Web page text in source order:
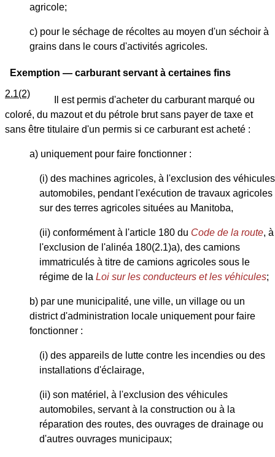
agricole;
c) pour le séchage de récoltes au moyen d'un séchoir à
grains dans le cours d'activités agricoles.
Exemption — carburant servant à certaines fins
2.1(2)
Il est permis d'acheter du carburant marqué ou
coloré, du mazout et du pétrole brut sans payer de taxe et
sans être titulaire d'un permis si ce carburant est acheté :
a) uniquement pour faire fonctionner :
(i) des machines agricoles, à l'exclusion des véhicules
automobiles, pendant l'exécution de travaux agricoles
sur des terres agricoles situées au Manitoba,
(ii) conformément à l'article 180 du Code de la route, à
l'exclusion de l'alinéa 180(2.1)a), des camions
immatriculés à titre de camions agricoles sous le
régime de la Loi sur les conducteurs et les véhicules;
b) par une municipalité, une ville, un village ou un
district d'administration locale uniquement pour faire
fonctionner :
(i) des appareils de lutte contre les incendies ou des
installations d'éclairage,
(ii) son matériel, à l'exclusion des véhicules
automobiles, servant à la construction ou à la
réparation des routes, des ouvrages de drainage ou
d'autres ouvrages municipaux;